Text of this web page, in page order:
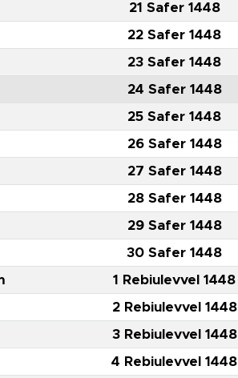
21 Safer 1448
22 Safer 1448
23 Safer 1448
24 Safer 1448
25 Safer 1448
26 Safer 1448
27 Safer 1448
28 Safer 1448
29 Safer 1448
30 Safer 1448
1 Rebiulevvel 1448
2 Rebiulevvel 1448
3 Rebiulevvel 1448
4 Rebiulevvel 1448